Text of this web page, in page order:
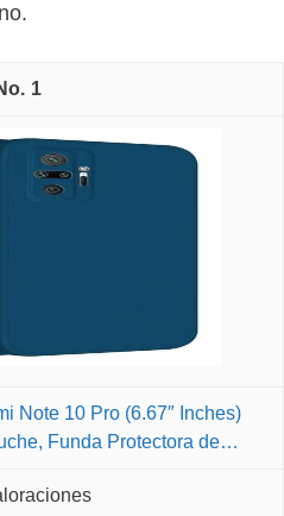
1
Note 10 Pro (6.67″ Inches)
Funda Protectora de…